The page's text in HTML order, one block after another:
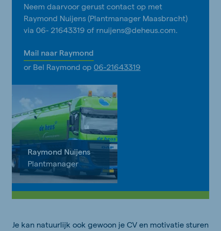
Neem daarvoor gerust contact op met
Raymond Nuijens (Plantmanager Maasbracht)
via 06- 21643319 of rnuijens@deheus.com.
Mail naar Raymond
or Bel Raymond op 06-21643319
Raymond Nuijens
Plantmanager
Je kan natuurlijk ook gewoon je CV en motivatie sturen